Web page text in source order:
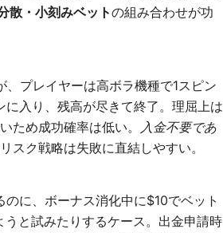
散・小刻みベットの組み合わせが功
プレイヤーは高ボラ機種で1スピン
入り、残高が尽きて終了。理屈上は
ため成功確率は低い。
入金不要であ
スク戦略は失敗に直結しやすい。
に、ボーナス消化中に$10でベット
と試みたりするケース。出金申請時